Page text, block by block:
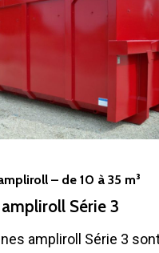
– de 10 à 35 m³
Série 3
ampliroll Série 3